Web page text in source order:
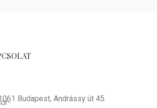
Budapest, Andrássy út 45.